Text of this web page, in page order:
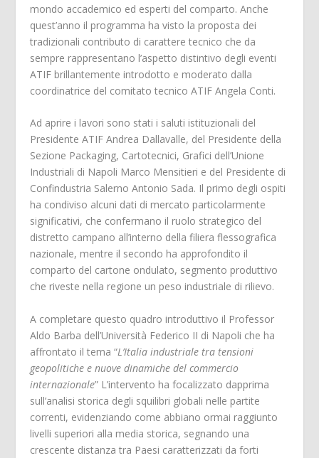
mondo accademico ed esperti del comparto. Anche
quest’anno il programma ha visto la proposta dei
tradizionali contributo di carattere tecnico che da
sempre rappresentano l’aspetto distintivo degli eventi
ATIF brillantemente introdotto e moderato dalla
coordinatrice del comitato tecnico ATIF Angela Conti.
Ad aprire i lavori sono stati i saluti istituzionali del
Presidente ATIF Andrea Dallavalle, del Presidente della
Sezione Packaging, Cartotecnici, Grafici dell’Unione
Industriali di Napoli Marco Mensitieri e del Presidente di
Confindustria Salerno Antonio Sada. Il primo degli ospiti
ha condiviso alcuni dati di mercato particolarmente
significativi, che confermano il ruolo strategico del
distretto campano all’interno della filiera flessografica
nazionale, mentre il secondo ha approfondito il
comparto del cartone ondulato, segmento produttivo
che riveste nella regione un peso industriale di rilievo.
A completare questo quadro introduttivo il Professor
Aldo Barba dell’Università Federico II di Napoli che ha
affrontato il tema “L’Italia industriale tra tensioni
geopolitiche e nuove dinamiche del commercio
internazionale” L’intervento ha focalizzato dapprima
sull’analisi storica degli squilibri globali nelle partite
correnti, evidenziando come abbiano ormai raggiunto
livelli superiori alla media storica, segnando una
crescente distanza tra Paesi caratterizzati da forti